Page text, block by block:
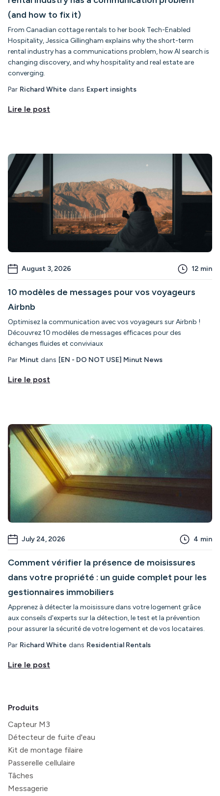
(and how to fix it)
From Canadian cottage rentals to her book Tech-Enabled
Hospitality, Jessica Gillingham explains why the short-term
rental industry has a communications problem, how AI search is
changing discovery, and why hospitality and real estate are
converging.
Par Richard White dans Expert insights
Lire le post
August 3, 2026 12 min
10 modèles de messages pour vos voyageurs
Airbnb
Optimisez la communication avec vos voyageurs sur Airbnb !
Découvrez 10 modèles de messages efficaces pour des
échanges fluides et conviviaux
Par Minut dans [EN - DO NOT USE] Minut News
Lire le post
July 24, 2026 4 min
Comment vérifier la présence de moisissures
dans votre propriété : un guide complet pour les
gestionnaires immobiliers
Apprenez à détecter la moisissure dans votre logement grâce
aux conseils d'experts sur la détection, le test et la prévention
pour assurer la sécurité de votre logement et de vos locataires.
Par Richard White dans Residential Rentals
Lire le post
Produits
Capteur M3
Détecteur de fuite d'eau
Kit de montage filaire
Passerelle cellulaire
Tâches
Messagerie